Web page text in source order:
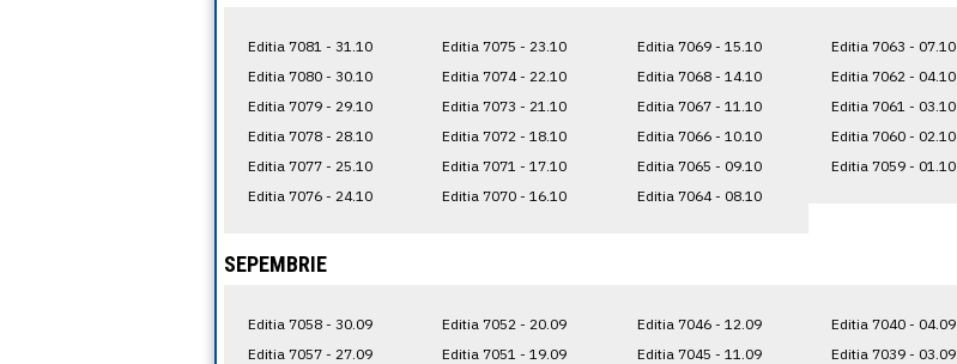
Editia 7081 - 31.10
Editia 7080 - 30.10
Editia 7079 - 29.10
Editia 7078 - 28.10
Editia 7077 - 25.10
Editia 7076 - 24.10
Editia 7075 - 23.10
Editia 7074 - 22.10
Editia 7073 - 21.10
Editia 7072 - 18.10
Editia 7071 - 17.10
Editia 7070 - 16.10
Editia 7069 - 15.10
Editia 7068 - 14.10
Editia 7067 - 11.10
Editia 7066 - 10.10
Editia 7065 - 09.10
Editia 7064 - 08.10
Editia 7063 - 07.10
Editia 7062 - 04.10
Editia 7061 - 03.10
Editia 7060 - 02.10
Editia 7059 - 01.10
SEPEMBRIE
Editia 7058 - 30.09
Editia 7057 - 27.09
Editia 7052 - 20.09
Editia 7051 - 19.09
Editia 7046 - 12.09
Editia 7045 - 11.09
Editia 7040 - 04.09
Editia 7039 - 03.09